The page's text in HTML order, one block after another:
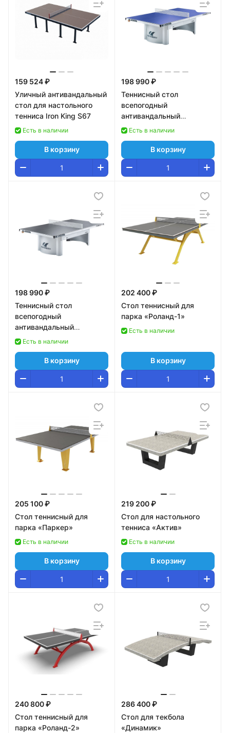
159 524 ₽
Уличный антивандальный
стол для настольного
тенниса Iron King S67
Есть в наличии
В корзину
198 990 ₽
Теннисный стол
всепогодный
антивандальный
Cornilleau Pro 510 Outdoor
Есть в наличии
В корзину
198 990 ₽
Теннисный стол
всепогодный
антивандальный
Cornilleau Pro 510 Outdoor
Есть в наличии
В корзину
202 400 ₽
Стол теннисный для
парка «Роланд-1»
Есть в наличии
В корзину
205 100 ₽
Стол теннисный для
парка «Паркер»
Есть в наличии
В корзину
219 200 ₽
Стол для настольного
тенниса «Актив»
Есть в наличии
В корзину
240 800 ₽
Стол теннисный для
парка «Роланд-2»
286 400 ₽
Стол для текбола
«Динамик»